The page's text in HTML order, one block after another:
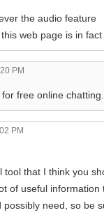
the audio feature
web page is in
PM
free online chatting.
PM
tool that I think you
of useful
need, so be